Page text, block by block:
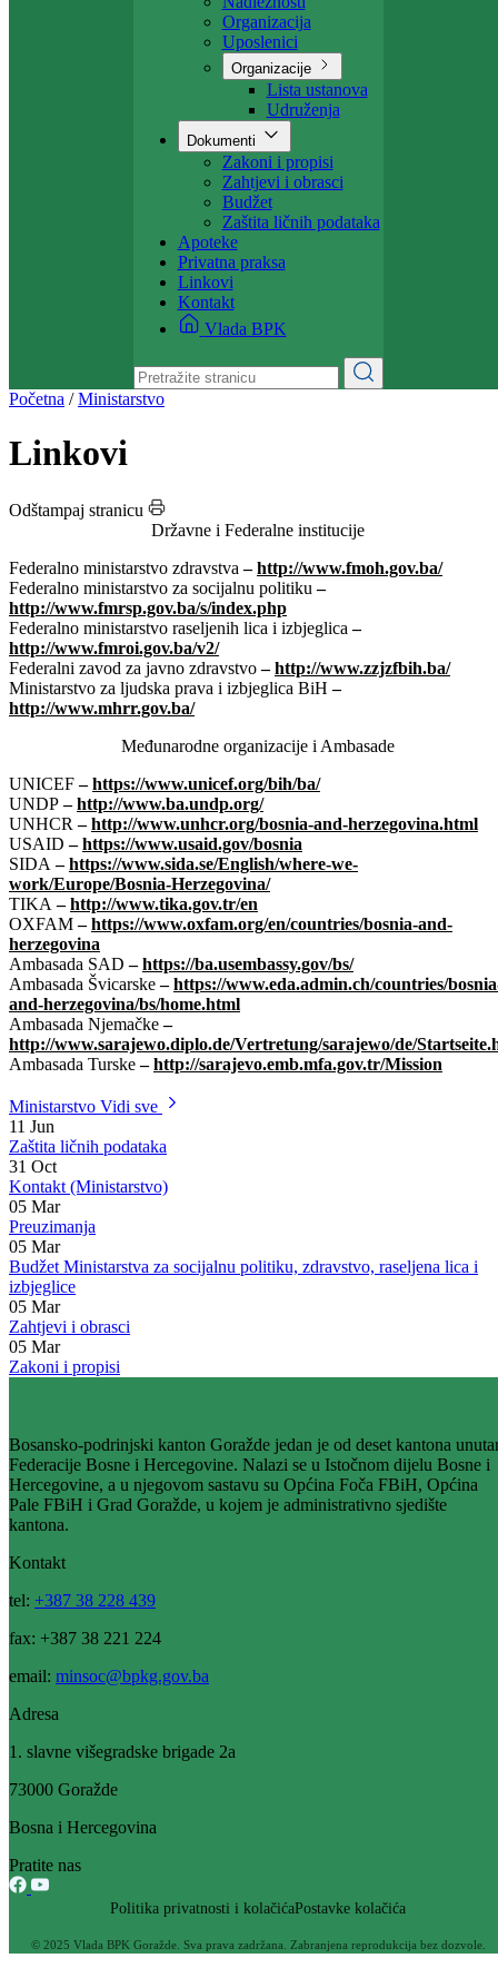
Ministarstvo
Ministar
Nadležnosti
Organizacija
Uposlenici
Organizacije
Lista ustanova
Udruženja
Dokumenti
Zakoni i propisi
Zahtjevi i obrasci
Budžet
Zaštita ličnih podataka
Apoteke
Privatna praksa
Linkovi
Kontakt
Vlada BPK
Početna/Ministarstvo
Linkovi
Odštampaj stranicu
Državne i Federalne institucije
Federalno ministarstvo zdravstva –http://www.fmoh.gov.ba/
Federalno ministarstvo za socijalnu politiku
http://www.fmrsp.gov.ba/s/index.php
Federalno ministarstvo raseljenih lica i izbjeglica
http://www.fmroi.gov.ba/v2/
Ministarstvo za ljudska prava i izbjeglica BiH–
Međunarodne organizacije i Ambasade
UNICEF–https://www.unicef.org/bih/ba/
UNDP–http://www.ba.undp.org/
UNHCR–http://www.unhcr.org/bosnia-and-herzegovina.html
USAID–https://www.usaid.gov/bosnia
SIDA–https://www.sida.se/English/where-we-
work/Europe/Bosnia-Herzegovina/
TIKA–http://www.tika.gov.tr/en
OXFAM–https://www.oxfam.org/en/countries/bosnia-and-
herzegovina
Ambasada SAD–https://ba.usembassy.gov/bs/
Ambasada Švicarske–https://www.eda.admin.ch/countries/
and-herzegovina/bs/home.html
http://www.sarajewo.diplo.de/Vertretung/sarajewo/de/
Ambasada Turske
Ministarstvo
11 Jun
Zaštita ličnih podataka
31 Oct
Kontakt (Ministarstvo)
05 Mar
Preuzimanja
05 Mar
Budžet Ministarstva za socijalnu politiku, zdravstvo, raseljena lica i
izbjeglice
05 Mar